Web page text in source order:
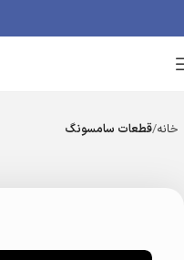
خانه قطعات سامسونگ